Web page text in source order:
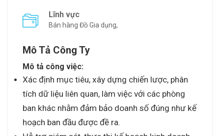
Lĩnh vực
Bán hàng Đồ Gia dụng,
Mô Tả Công Ty
Mô tả công việc:
Xác định mục tiêu, xây dựng chiến lược, phân
tích dữ liệu liên quan, làm việc với các phòng
ban khác nhằm đảm bảo doanh số đúng như kế
hoạch ban đầu được đề ra.